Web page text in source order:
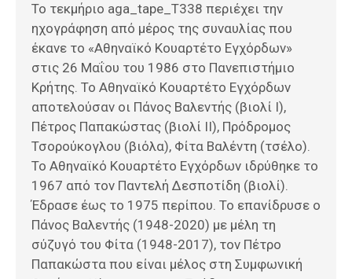
Το τεκμήριο aga_tape_T338 περιέχει την
ηχογράφηση από μέρος της συναυλίας που
έκανε το «Αθηναϊκό Κουαρτέτο Εγχόρδων»
στις 26 Μαΐου του 1986 στο Πανεπιστήμιο
Κρήτης. Το Αθηναϊκό Κουαρτέτο Εγχόρδων
αποτελούσαν οι Πάνος Βαλεντής (βιολί Ι),
Πέτρος Παπακώστας (βιολί ΙΙ), Πρόδρομος
Τσορούκογλου (βιόλα), Φίτα Βαλέντη (τσέλο).
Το Αθηναϊκό Κουαρτέτο Εγχόρδων ιδρύθηκε το
1967 από τον Παντελή Δεσποτίδη (βιολί).
Έδρασε έως το 1975 περίπου. Το επανίδρυσε ο
Πάνος Βαλεντής (1948-2020) με μέλη τη
σύζυγό του Φίτα (1948-2017), τον Πέτρο
Παπακώστα που είναι μέλος στη Συμφωνική